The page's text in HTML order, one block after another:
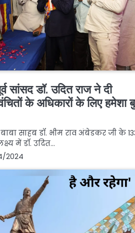
सांसद डॉ. उदित राज ने दी
के अधिकारों के लिए हमेशा
साहब डॉ. भीम राव अंबेडकर जी के
में डॉ. उदित…
2024